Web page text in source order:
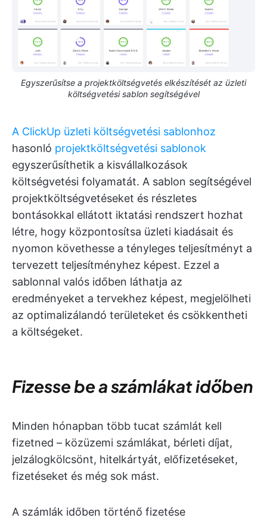
Egyszerűsítse a projektköltségvetés elkészítését az üzleti
költségvetési sablon segítségével
A ClickUp üzleti költségvetési sablonhoz
hasonló projektköltségvetési sablonok
egyszerűsíthetik a kisvállalkozások
költségvetési folyamatát. A sablon segítségével
projektköltségvetéseket és részletes
bontásokkal ellátott iktatási rendszert hozhat
létre, hogy központosítsa üzleti kiadásait és
nyomon követhesse a tényleges teljesítményt a
tervezett teljesítményhez képest. Ezzel a
sablonnal valós időben láthatja az
eredményeket a tervekhez képest, megjelölheti
az optimalizálandó területeket és csökkentheti
a költségeket.
Fizesse be a számlákat időben
Minden hónapban több tucat számlát kell
fizetned – közüzemi számlákat, bérleti díjat,
jelzálogkölcsönt, hitelkártyát, előfizetéseket,
fizetéseket és még sok mást.
A számlák időben történő fizetése